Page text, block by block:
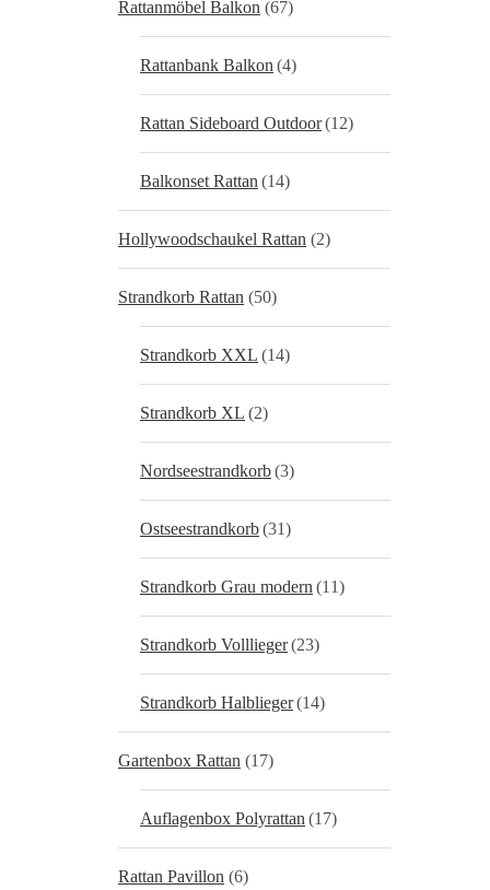
Rattanmöbel Balkon (67)
Rattanbank Balkon (4)
Rattan Sideboard Outdoor(12)
Balkonset Rattan (14)
Hollywoodschaukel Rattan (2)
Strandkorb Rattan (50)
Strandkorb XXL (14)
Strandkorb XL (2)
Nordseestrandkorb(3)
Ostseestrandkorb(31)
Strandkorb Grau modern (11)
Strandkorb Volllieger(23)
Strandkorb Halblieger(14)
Gartenbox Rattan (17)
Auflagenbox Polyrattan (17)
Rattan Pavillon (6)